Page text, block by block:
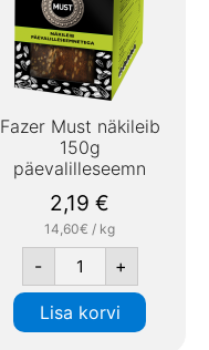
Fazer Must näkileib
150g
päevalilleseemn
2,19 €
14,60€ / kg
- +
Lisa korvi